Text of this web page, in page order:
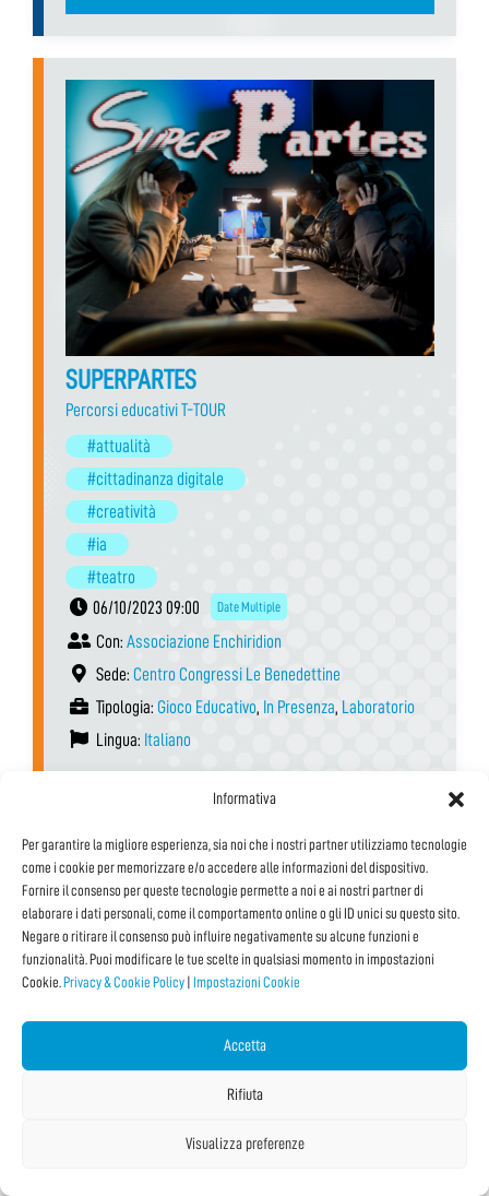
Informativa
Per garantire la migliore esperienza, sia noi che i nostri partner utilizziamo tecnologie
come i cookie per memorizzare e/o accedere alle informazioni del dispositivo.
Fornire il consenso per queste tecnologie permette a noi e ai nostri partner di
elaborare i dati personali, come il comportamento online o gli ID unici su questo sito.
Negare o ritirare il consenso può influire negativamente su alcune funzioni e
funzionalità. Puoi modificare le tue scelte in qualsiasi momento in impostazioni
Cookie. Privacy & Cookie Policy Impostazioni Cookie
Accetta
Rifiuta
Visualizza preferenze
SUPERPARTES
Percorsi educativi T-TOUR
#attualità
#cittadinanza digitale
#creatività
#ia
#teatro
06/10/2023 09:00
Date Multiple
Con: Associazione Enchiridion
Sede: Centro Congressi Le Benedettine
Tipologia: Gioco Educativo, In Presenza, Laboratorio
Lingua: Italiano
Vedi tutti i Dettagli e le Date